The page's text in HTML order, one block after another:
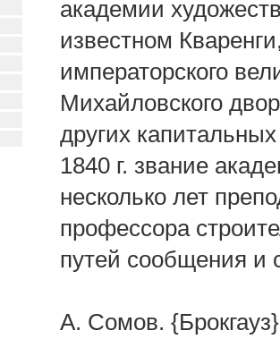
академии
известном
императорского
Михайловского
других
1840 г. звание
несколько лет
профессора
путей сообщения и
А. Сомов.